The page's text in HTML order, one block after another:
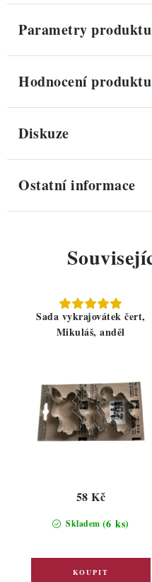
Parametry produktu
Hodnocení
Diskuze
Ostatní informace
Sada vykrajovátek čert,
Mikuláš, anděl
Skladem (6 ks)
58 Kč